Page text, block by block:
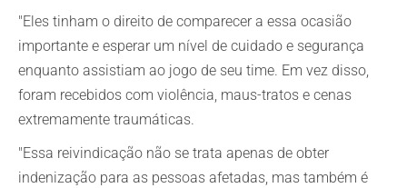
"Eles tinham o direito de comparecer a essa ocasião
importante e esperar um nível de cuidado e segurança
enquanto assistiam ao jogo de seu time. Em vez disso,
foram recebidos com violência, maus-tratos e cenas
extremamente traumáticas.
"Essa reivindicação não se trata apenas de obter
indenização para as pessoas afetadas, mas também é